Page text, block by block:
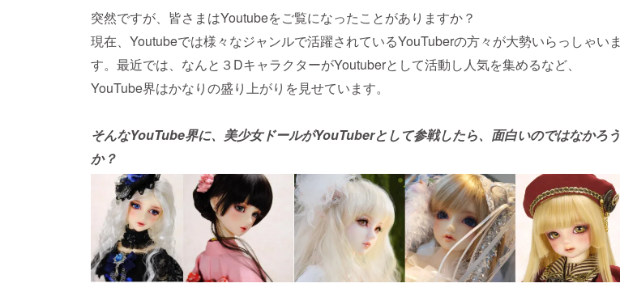
突然ですが、皆さまはYoutubeをご覧になったことがありますか？
現在、Youtubeでは様々なジャンルで活躍されているYouTuberの方々が大勢いらっしゃいま
す。最近では、なんと３DキャラクターがYoutuberとして活動し人気を集めるなど、
YouTube界はかなりの盛り上がりを見せています。
そんなYouTube界に、美少女ドールがYouTuberとして参戦したら、面白いのではなかろう
か？